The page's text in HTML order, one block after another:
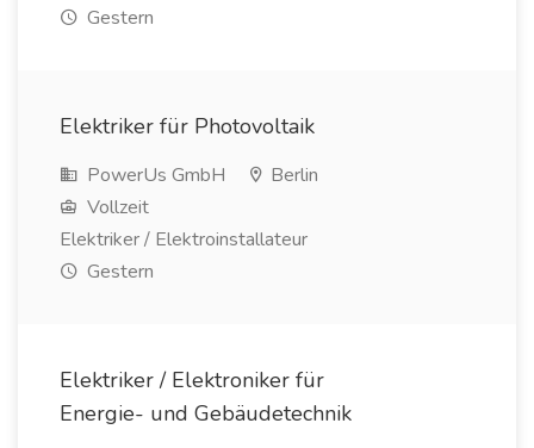
Gestern
Elektriker für Photovoltaik
PowerUs GmbH
Berlin
Vollzeit
Elektriker / Elektroinstallateur
Gestern
Elektriker / Elektroniker für
Energie- und Gebäudetechnik